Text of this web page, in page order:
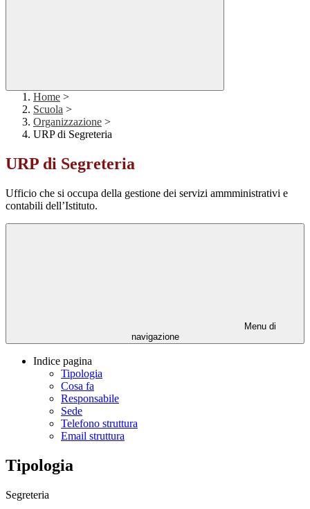
Home >
Scuola >
Organizzazione >
URP di Segreteria
URP di Segreteria
Ufficio che si occupa della gestione dei servizi ammministrativi e
contabili dell’Istituto.
Menu di
navigazione
Indice pagina
Tipologia
Cosa fa
Responsabile
Sede
Telefono struttura
Email struttura
Tipologia
Segreteria